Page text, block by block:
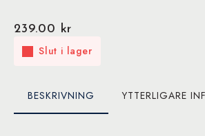
239.00 kr
Slut i lager
BESKRIVNING YTTERLIGARE